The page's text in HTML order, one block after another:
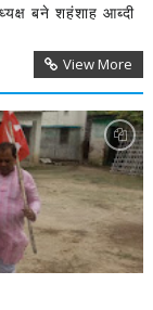
बने शहंशाह आब्दी
View More